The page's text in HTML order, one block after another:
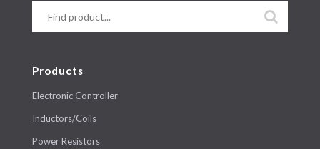
Products
Electronic Controller
Inductors/Coils
Power Resistors